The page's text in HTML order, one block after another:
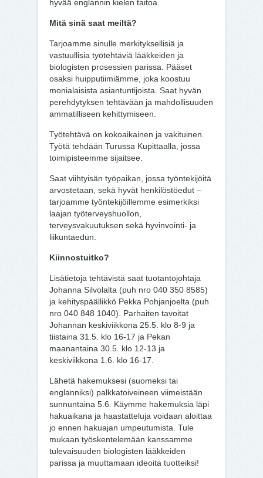
hyvää englannin kielen taitoa.
Mitä sinä saat meiltä?
Tarjoamme sinulle merkityksellisiä ja
vastuullisia työtehtäviä lääkkeiden ja
biologisten prosessien parissa. Pääset
osaksi huipputiimiämme, joka koostuu
monialaisista asiantuntijoista. Saat hyvän
perehdytyksen tehtävään ja mahdollisuuden
ammatilliseen kehittymiseen.
Työtehtävä on kokoaikainen ja vakituinen.
Työtä tehdään Turussa Kupittaalla, jossa
toimipisteemme sijaitsee.
Saat viihtyisän työpaikan, jossa työntekijöitä
arvostetaan, sekä hyvät henkilöstöedut –
tarjoamme työntekijöillemme esimerkiksi
laajan työterveyshuollon,
terveysvakuutuksen sekä hyvinvointi- ja
liikuntaedun.
Kiinnostuitko?
Lisätietoja tehtävistä saat tuotantojohtaja
Johanna Silvolalta (puh nro 040 350 8585)
ja kehityspäällikkö Pekka Pohjanjoelta (puh
nro 040 848 1040). Parhaiten tavoitat
Johannan keskiviikkona 25.5. klo 8-9 ja
tiistaina 31.5. klo 16-17 ja Pekan
maanantaina 30.5. klo 12-13 ja
keskiviikkona 1.6. klo 16-17.
Lähetä hakemuksesi (suomeksi tai
englanniksi) palkkatoiveineen viimeistään
sunnuntaina 5.6. Käymme hakemuksia läpi
hakuaikana ja haastatteluja voidaan aloittaa
jo ennen hakuajan umpeutumista. Tule
mukaan työskentelemään kanssamme
tulevaisuuden biologisten lääkkeiden
parissa ja muuttamaan ideoita tuotteiksi!